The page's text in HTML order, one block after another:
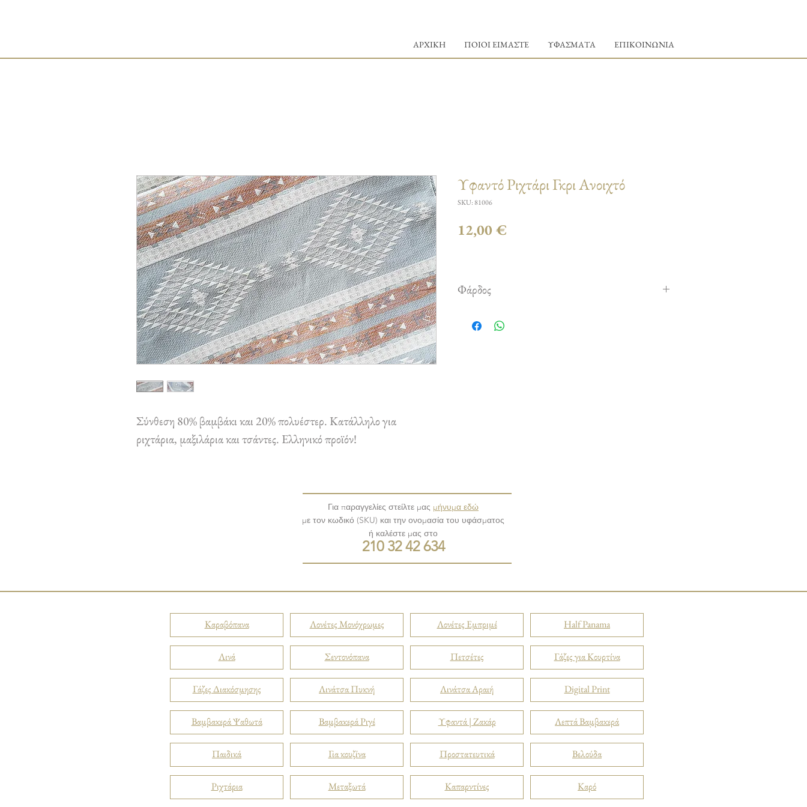
ΑΡΧΙΚΗ ΠΟΙΟΙ ΕΙΜΑΣΤΕ ΥΦΑΣΜΑΤΑ ΕΠΙΚΟΙΝΩΝΙΑ
Σύνθεση 80% βαμβάκι και 20% πολυέστερ. Κατάλληλο για
ριχτάρια, μαξιλάρια και τσάντες. Ελληνικό προϊόν!
Υφαντό Ριχτάρι Γκρι Ανοιχτό
SKU: 81006
12,00 €
Φάρδος
Για παραγγελίες στείλτε μας μήνυμα εδώ
με τον κωδικό (SKU) και την ονομασία του υφάσματος
ή καλέστε μας στο
210 32 42 634
Καραβόπανα
Λινά
Γάζες Διακόσμησης
Βαμβακερά Ψαθωτά
Παιδικά
Ριχτάρια
Λονέτες Μονόχρωμες
Σεντονόπανα
Λινάτσα Πυκνή
Βαμβακερά Ριγέ
Για κουζίνα
Μεταξωτά
Λονέτες Εμπριμέ
Πετσέτες
Λινάτσα Αραιή
Υφαντά | Ζακάρ
Προστατευτικά
Καπαρντίνες
Half Panama
Γάζες για Κουρτίνα
Digital Print
Λεπτά Βαμβακερά
Βελούδα
Καρό